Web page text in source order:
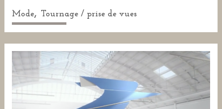
Mode, Tournage / prise de vues